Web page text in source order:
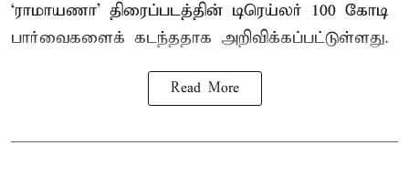
‘ராமாயணா’ திரைப்படத்தின் டிரெய்லர் 100 கோடி
பார்வைகளைக் கடந்ததாக அறிவிக்கப்பட்டுள்ளது.
Read More